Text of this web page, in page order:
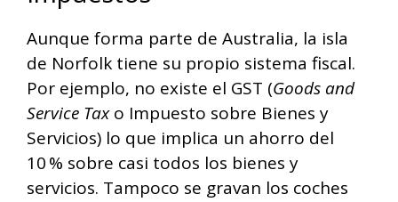
Aunque forma parte de Australia, la isla
de Norfolk tiene su propio sistema fiscal.
Por ejemplo, no existe el GST (Goods and
Service Taxo Impuesto sobre Bienes y
Servicios) lo que implica un ahorro del
10 % sobre casi todos los bienes y
servicios. Tampoco se gravan los coches